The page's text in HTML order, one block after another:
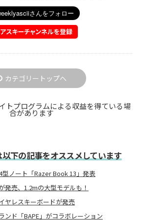
カテゴリートップへ
トプログラムによる収益を得ている場
合があります
下の記事をオススメしています
ノート「Razer Book 13」発表
発売、1.2mの大型モデルも！
ヤレスキーボードが発売
ンド「BAPE」がコラボレーション